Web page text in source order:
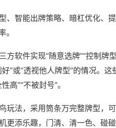
、智能出牌策略、暗杠优化、
。
软件实现“随意选牌”“控制牌型
”或“透视他人牌型”的情况。
高”“不被封号”。
玩法，采用筒条万完整牌型，
更添乐趣，门清、清一色、碰